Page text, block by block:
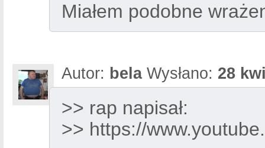
Miałem podobne
Autor: belaWysłano: 28
>> rap napisał:
>> https://